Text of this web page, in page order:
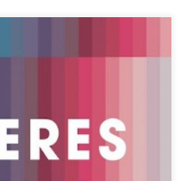
da investigação no feminino.
das Escolas de Psicologia,
Sociais. […]